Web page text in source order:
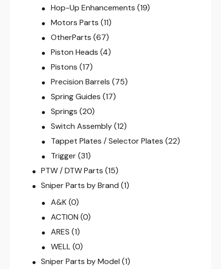
Hop-Up Enhancements (19)
Motors Parts (11)
OtherParts (67)
Piston Heads (4)
Pistons (17)
Precision Barrels (75)
Spring Guides (17)
Springs (20)
Switch Assembly (12)
Tappet Plates / Selector Plates (22)
Trigger (31)
PTW / DTW Parts (15)
Sniper Parts by Brand (1)
A&K (0)
ACTION (0)
ARES (1)
WELL (0)
Sniper Parts by Model (1)